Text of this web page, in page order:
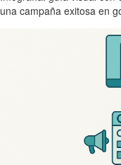
una campaña exitosa en